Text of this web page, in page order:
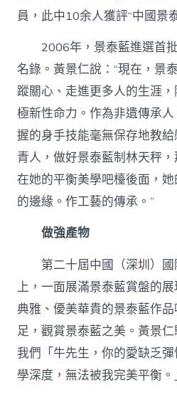
員，此中10余人獲評“中國景
2006年，景泰藍進選首
名錄。黃景仁說：“現在，景
蹤關心、走進更多人的生涯
極新性命力。作為非遺傳承
握的身手技能毫無保存地教
青人，做好景泰藍制林天秤
在她的平衡美學吧檯後面，
的邊緣。作工藝的傳承。”
做強產物
第二十屆中國（深圳）
上，一面展滿景泰藍賞盤的
典雅、優美華貴的景泰藍作
足，觀賞景泰藍之美。黃景
我們「牛先生，你的愛缺乏
學深度，無法被我完美平衡